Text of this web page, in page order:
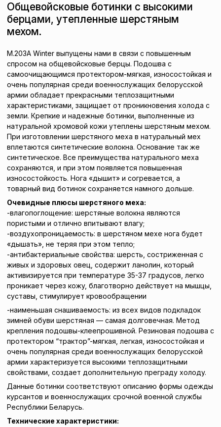
Общевойсковые ботинки с высокими
берцами, утепленные шерстяным
мехом.
М.203А Winter выпущены нами в связи с повышенным
спросом на общевойсковые берцы. Подошва с
самоочищающимся протектором-мягкая, износостойкая и
очень популярная среди военнослужащих белорусской
армии обладает прекрасными теплозащитными
характеристиками, защищает от проникновения холода с
земли. Крепкие и надежные ботинки, выполненные из
натуральной хромовой кожи утеплены шерстяным мехом.
При изготовлении шерстяного меха в натуральный мех
вплетаются синтетические волокна. Основание так же
синтетическое. Все преимущества натурального меха
сохраняются, и при этом появляется повышенная
износостойкость. Нога «дышит» и согревается, а
товарный вид ботинок сохраняется намного дольше.
Очевидные плюсы шерстяного меха:
-влагопоглощение: шерстяные волокна являются
пористыми и отлично впитывают влагу;
-воздухопроницаемость: в шерстяном мехе нога будет
«дышать», не теряя при этом тепло;
-антибактериальные свойства: шерсть, состриженная с
живых и здоровых овец, содержит ланолин, который
активизируется при температуре 35-37 градусов, легко
проникает через кожу, благотворно действует на мышцы,
суставы, стимулирует кровообращении
-наименьшая снашиваемость: из всех видов подкладок
зимней обуви шерстяная — самая долговечная. Метод
крепления подошвы-клеепрошивной. Резиновая подошва с
протектором “трактор”-мягкая, легкая, износостойкая и
очень популярная среди военнослужащих белорусской
армии характеризуется высокими теплозащитными
свойствами, создает дополнительную преграду холоду.
Данные ботинки соответствуют описанию формы одежды
курсантов и военнослужащих срочной военной службы
Республики Беларусь.
Технические характеристики: